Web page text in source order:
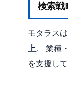
検索戦
モタラスは
上。 業種
を支援し